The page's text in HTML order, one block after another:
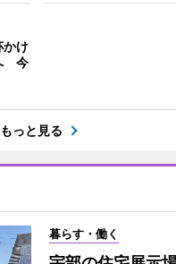
かけ
今
もっと見る
暮らす・働く